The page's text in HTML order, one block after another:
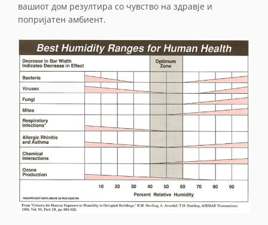
вашиот дом резултира со чувство на здравје и
попријатен амбиент.